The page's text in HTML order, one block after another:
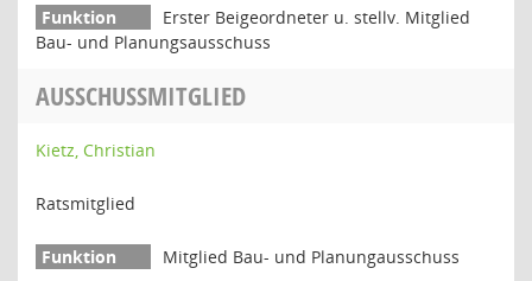
Erster Beigeordneter u. stellv. Mitglied
Bau- und Planungsausschuss
AUSSCHUSSMITGLIED
Kietz, Christian
Ratsmitglied
Mitglied Bau- und Planungausschuss